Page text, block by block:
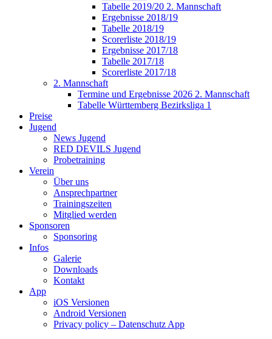
Tabelle 2019/20 2. Mannschaft
Ergebnisse 2018/19
Tabelle 2018/19
Scorerliste 2018/19
Ergebnisse 2017/18
Tabelle 2017/18
Scorerliste 2017/18
2. Mannschaft
Termine und Ergebnisse 2026 2. Mannschaft
Tabelle Württemberg Bezirksliga 1
Preise
Jugend
News Jugend
RED DEVILS Jugend
Probetraining
Verein
Über uns
Ansprechpartner
Trainingszeiten
Mitglied werden
Sponsoren
Sponsoring
Infos
Galerie
Downloads
Kontakt
App
iOS Versionen
Android Versionen
Privacy policy – Datenschutz App